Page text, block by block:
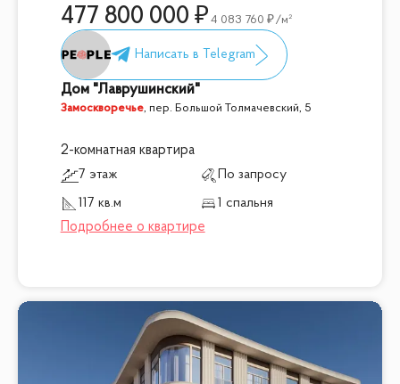
477 800 000 4 083 760 /м²
Дом "Лаврушинский"
Замоскворечье, пер. Большой Толмачевский, 5
2-комнатная квартира
7 этаж
По запросу
117 кв.м
1 спальня